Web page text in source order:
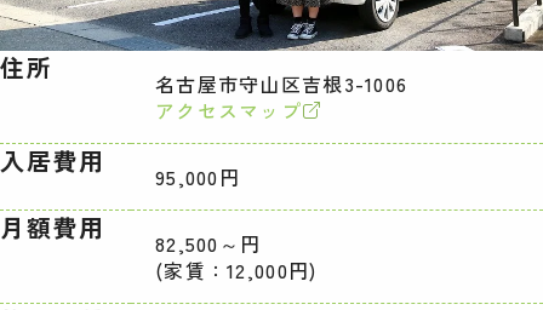
住所
名古屋市守山区吉根3-1006
アクセスマップ
入居費用 95,000円
月額費用
82,500～円
(家賃：12,000円)